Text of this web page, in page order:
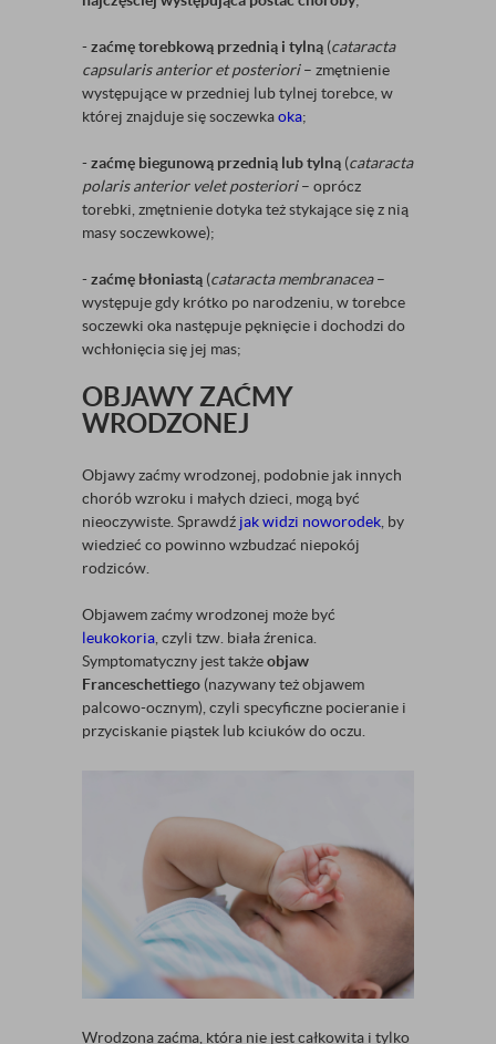
- zaćmę torebkową przednią i tylną (cataracta
capsularis anterior et posteriori– zmętnienie
występujące w przedniej lub tylnej torebce, w
której znajduje się soczewkaoka;
- zaćmę biegunową przednią lub tylną (cataracta
polaris anterior velet posteriori– oprócz
torebki, zmętnienie dotyka też stykające się z nią
masy soczewkowe);
- zaćmę błoniastą (cataracta membranacea–
występuje gdy krótko po narodzeniu, w torebce
soczewki oka następuje pęknięcie i dochodzi do
wchłonięcia się jej mas;
OBJAWY ZAĆMY
WRODZONEJ
Objawy zaćmy wrodzonej, podobnie jak innych
chorób wzroku i małych dzieci, mogą być
nieoczywiste. Sprawdź jak widzi noworodek , by
wiedzieć co powinno wzbudzać niepokój
rodziców.
Objawem zaćmy wrodzonej może być
leukokoria , czyli tzw. biała źrenica.
Symptomatyczny jest takżeobjaw
Franceschettiego (nazywany też objawem
palcowo-ocznym), czyli specyficzne pocieranie i
przyciskanie piąstek lub kciuków do oczu.
Wrodzona zaćma, która nie jest całkowita i tylko